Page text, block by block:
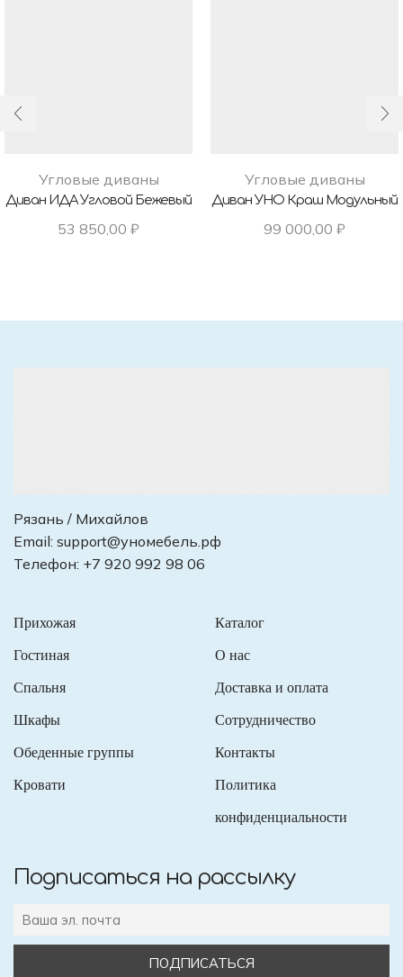
Угловые диваны
Диван ИДА Угловой Бежевый
53 850,00 ₽
Угловые диваны
Диван УНО Краш Модульный
99 000,00 ₽
Рязань / Михайлов
Email: support@уномебель.рф
Телефон: +7 920 992 98 06
Прихожая
Гостиная
Спальня
Шкафы
Обеденные группы
Кровати
Каталог
О нас
Доставка и оплата
Сотрудничество
Контакты
Политика
конфиденциальности
Подписаться на рассылку